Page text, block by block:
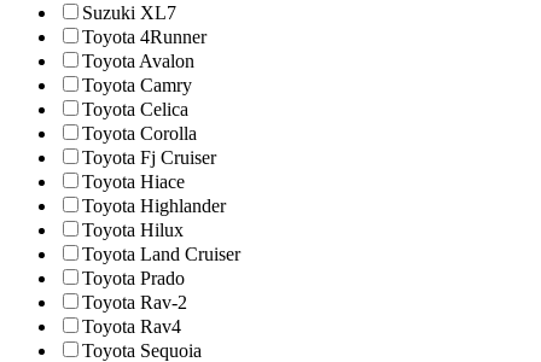
Suzuki XL7
Toyota 4Runner
Toyota Avalon
Toyota Camry
Toyota Celica
Toyota Corolla
Toyota Fj Cruiser
Toyota Hiace
Toyota Highlander
Toyota Hilux
Toyota Land Cruiser
Toyota Prado
Toyota Rav-2
Toyota Rav4
Toyota Sequoia